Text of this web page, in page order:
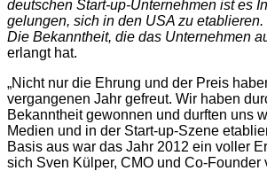
deutschen Start-up-Unternehmen ist es
gelungen, sich in den USA zu
Die Bekanntheit, die das Unternehmen
erlangt hat.
„Nicht nur die Ehrung und der Preis
vergangenen Jahr gefreut. Wir haben
Bekanntheit gewonnen und durften uns
Medien und in der Start-up-Szene
Basis aus war das Jahr 2012 ein voller
sich Sven Külper, CMO und Co-Founder